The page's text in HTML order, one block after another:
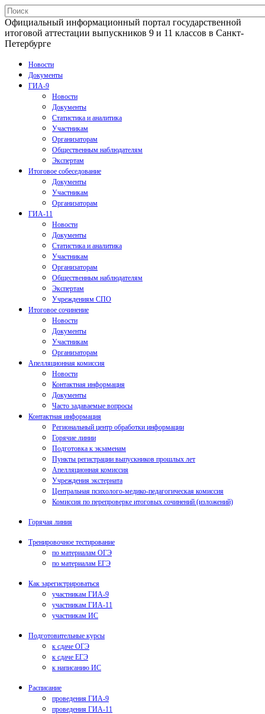
Официальный информационный портал государственной
итоговой аттестации выпускников 9 и 11 классов в Санкт-
Петербурге
Новости
Документы
ГИА-9
Новости
Документы
Статистика и аналитика
Участникам
Организаторам
Общественным наблюдателям
Экспертам
Итоговое собеседование
Документы
Участникам
Организаторам
ГИА-11
Новости
Документы
Статистика и аналитика
Участникам
Организаторам
Общественным наблюдателям
Экспертам
Учреждениям СПО
Итоговое сочинение
Новости
Документы
Участникам
Организаторам
Апелляционная комиссия
Новости
Контактная информация
Документы
Часто задаваемые вопросы
Контактная информация
Региональный центр обработки информации
Горячие линии
Подготовка к экзаменам
Пункты регистрации выпускников прошлых лет
Апелляционная комиссия
Учреждения экстерната
Центральная психолого-медико-педагогическая комиссия
Комиссия по перепроверке итоговых сочинений (изложений)
Горячая линия
Тренировочное тестирование
по материалам ОГЭ
по материалам ЕГЭ
Как зарегистрироваться
участникам ГИА-9
участникам ГИА-11
участникам ИС
Подготовительные курсы
к сдаче ОГЭ
к сдаче ЕГЭ
к написанию ИС
Расписание
проведения ГИА-9
проведения ГИА-11